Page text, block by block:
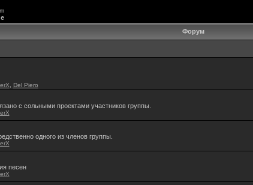
Форум
Del Piero
с сольными проектами участников группы.
одного из членов группы.
песен